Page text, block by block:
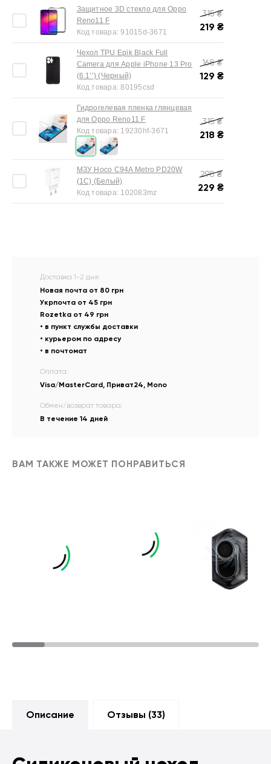
Защитное 3D стекло для Oppo
Reno11 F
Код товара:91015d-3671
315₴
219 ₴
Чехол TPU Epik Black Full
Camera для Apple iPhone 13 Pro
(6.1’’) (Черный)
Код товара:80195csd
168₴
129 ₴
Гидрогелевая пленка глянцевая
для Oppo Reno11 F
Код товара: 19230hf-3671
315₴
218 ₴
МЗУ Hoco C94A Metro PD20W
(1C) (Белый)
Код товара: 102083mz
298₴
229 ₴
Доставка 1-2 дня:
Новая почта от 80 грн
Укрпочта от 45 грн
Rozetka от 49 грн
• в пункт службы доставки
• курьером по адресу
• в почтомат
Оплата:
Visa/MasterCard, Приват24, Mono
Обмен/возврат товара:
В течение 14 дней
ВАМ ТАКЖЕ МОЖЕТ ПОНРАВИТЬСЯ
Описание Отзывы (33)